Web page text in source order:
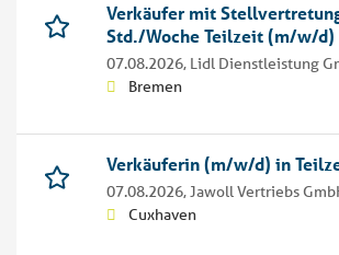
Verkäufer mit
Std./Woche Teilzeit (m/w/d)
07.08.2026, Lidl Dienstleistung
Bremen
Verkäuferin (m/w/d) in
07.08.2026,Jawoll Vertriebs
Cuxhaven